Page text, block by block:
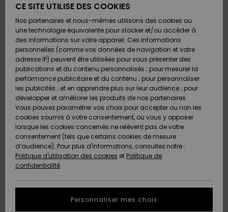
Chaussures
& Tongs
Surf
Snow
Nouveautés
A
Découvrir
Chaussures
& Tongs
Surf
Snow
Nouveautés
A
Découvrir
FEMME
A
Découvrir
Snow
SURF
Surf
Shop
Enfant
Highlights
Communauté
SNOW
Snow
Shop
Enfant
Snow
Shop
Femme
A
Découvrir
Communauté
OUTLET
Enfant
Outlet
Femme
AIDE &
CONTACT
Retours
Paiement
Carte
Cadeau
Quiksilver
Freedom
Protection
des
tailles
MAGASINS
QUIKSILVER
CE SITE UTILISE DES COOKIES
Nos partenaires et nous-mêmes utilisons des cookies ou
une technologie équivalente pour stocker et/ou accéder à
des informations sur votre appareil. Ces informations
personnelles (comme vos données de navigation et votre
adresse IP) peuvent être utilisées pour vous présenter des
publications et du contenu personnalisés ; pour mesurer la
performance publicitaire et du contenu ; pour personnaliser
les publicités ; et en apprendre plus sur leur audience ; pour
développer et améliorer les produits de nos partenaires.
Vous pouvez paramétrer vos choix pour accepter ou non les
cookies soumis à votre consentement, ou vous y opposer
lorsque les cookies concernés ne relèvent pas de votre
consentement (tels que certains cookies de mesure
d’audience). Pour plus d'informations, consultez notre :
Politique d'utilisation des cookies et Politique de
confidentialité
Personnaliser mes choix